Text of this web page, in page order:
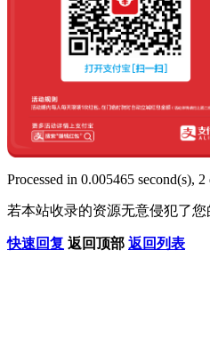
Processed in 0.005465 second(s),
若本站收录的资源无意侵犯了您
快速回复 返回顶部 返回列表